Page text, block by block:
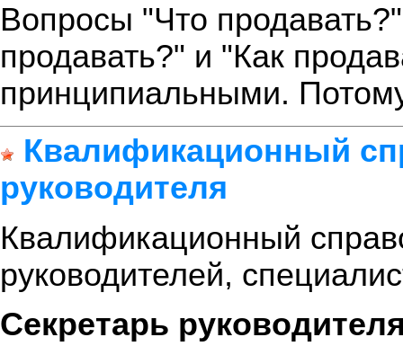
Вопросы "Что
продавать?" и "Как
принципиальными.
Квалификационный
руководителя
Квалификационный
руководителей,
Секретарь